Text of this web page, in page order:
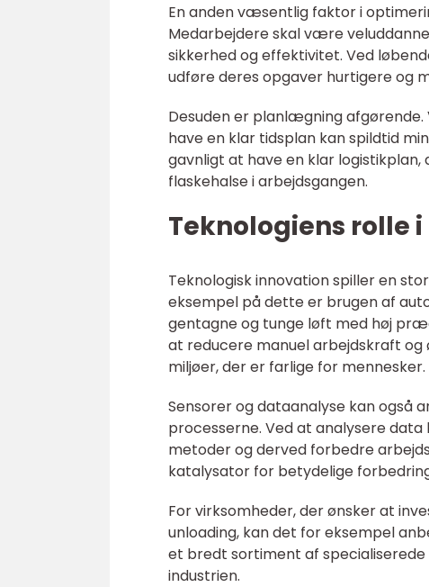
En anden væsentlig faktor i
Medarbejdere skal være
sikkerhed og effektivitet. Ved
udføre deres opgaver hurtigere og
Desuden er planlægning
have en klar tidsplan kan spildtid
gavnligt at have en klar
flaskehalse i arbejdsgangen.
Teknologiens rolle
Teknologisk innovation spiller en
eksempel på dette er brugen af
gentagne og tunge løft med høj
at reducere manuel arbejdskraft og
miljøer, der er farlige for mennesker.
Sensorer og dataanalyse kan også
processerne. Ved at analysere
metoder og derved forbedre
katalysator for betydelige
For virksomheder, der ønsker at
unloading, kan det for eksempel
et bredt sortiment af
industrien.